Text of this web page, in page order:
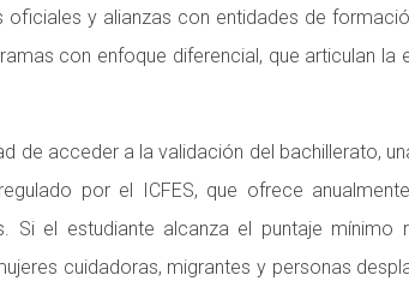
y alianzas con entidades de
con enfoque diferencial, que articulan
de acceder a la validación del bachillerato,
por el ICFES, que ofrece
Si el estudiante alcanza el puntaje
cuidadoras, migrantes y personas